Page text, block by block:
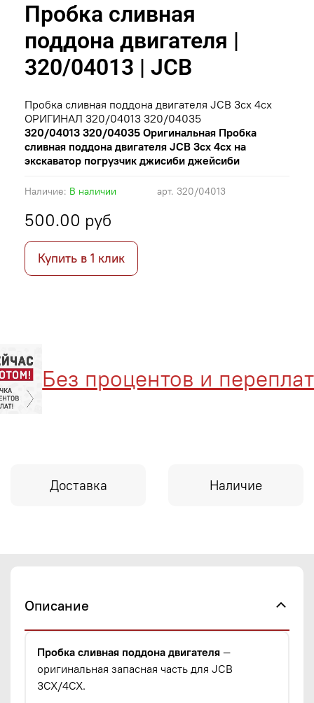
арт. 320/04013
Наличие: В наличии
Пробка сливная
поддона двигателя |
320/04013 | JCB
500.00 руб
Купить в 1 клик
Пробка сливная поддона двигателя JCB 3cx 4cx
ОРИГИНАЛ 320/04013 320/04035
320/04013 320/04035 Оригинальная Пробка
сливная поддона двигателя JCB 3cx 4cx на
экскаватор погрузчик джисиби джейсиби
Без процентов и переплат
Доставка Наличие
Описание
Пробка сливная поддона двигателя —
оригинальная запасная часть для JCB
3CX/4CX.